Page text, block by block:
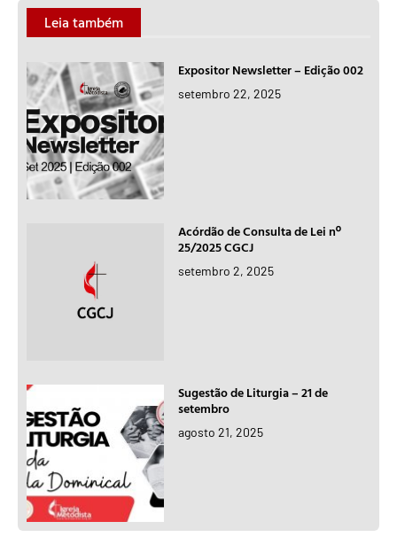
Leia também
Expositor Newsletter – Edição 002
setembro 22, 2025
Acórdão de Consulta de Lei nº
25/2025 CGCJ
setembro 2, 2025
Sugestão de Liturgia – 21 de
setembro
agosto 21, 2025